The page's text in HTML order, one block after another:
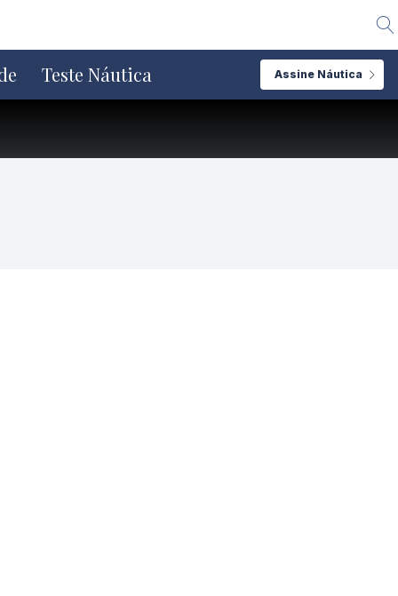
Teste Náutica Assine Náutica